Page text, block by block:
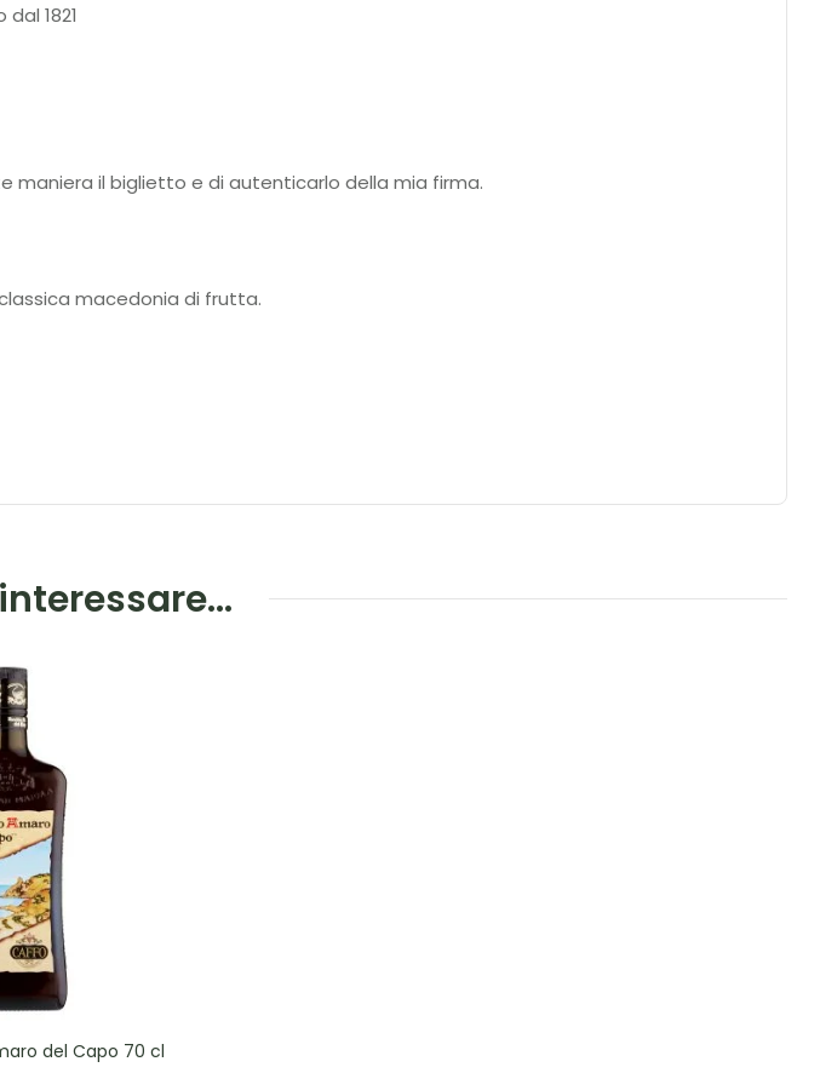
1821
maniera il biglietto e di autenticarlo della mia firma.
macedonia di frutta.
del Capo 70 cl